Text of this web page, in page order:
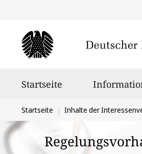
Startseite
Sie
befinden
sich
Startseite Inhalte der